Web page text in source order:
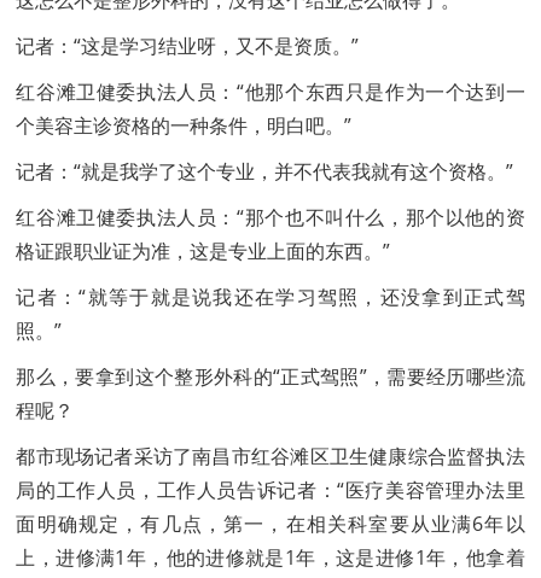
记者：“这是学习结业呀，又不是资质。”
红谷滩卫健委执法人员：“他那个东西只是作为一个达到一
个美容主诊资格的一种条件，明白吧。”
记者：“就是我学了这个专业，并不代表我就有这个资格。”
红谷滩卫健委执法人员：“那个也不叫什么，那个以他的资
格证跟职业证为准，这是专业上面的东西。”
记者：“就等于就是说我还在学习驾照，还没拿到正式驾
照。”
那么，要拿到这个整形外科的“正式驾照”，需要经历哪些流
程呢？
都市现场记者采访了南昌市红谷滩区卫生健康综合监督执法
局的工作人员，工作人员告诉记者：“医疗美容管理办法里
面明确规定，有几点，第一，在相关科室要从业满6年以
上，进修满1年，他的进修就是1年，这是进修1年，他拿着